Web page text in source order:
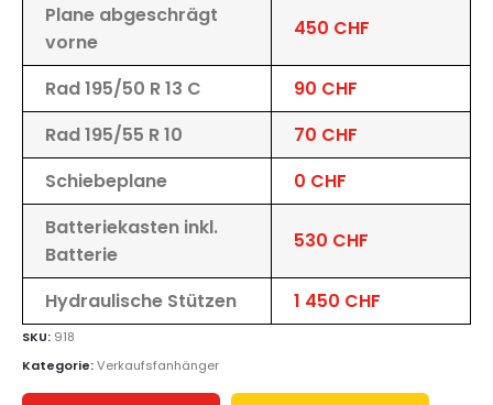
Plane abgeschrägt
vorne
450 CHF
Rad 195/50 R 13 C
90 CHF
Rad 195/55 R 10
70 CHF
Schiebeplane
0 CHF
Batteriekasten inkl.
Batterie
530 CHF
Hydraulische Stützen 1 450 CHF
SKU: 918
Kategorie:Verkaufsfanhänger